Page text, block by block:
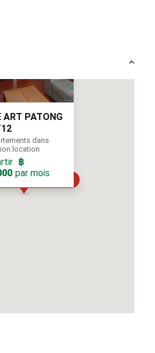
฿ 45,000 par mois
ART PATONG
dans
฿
par mois